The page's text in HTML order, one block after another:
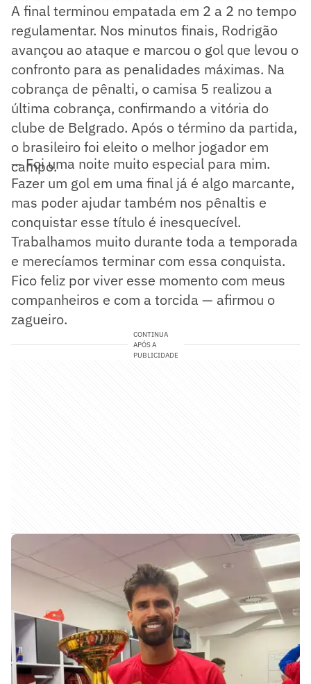
A final terminou empatada em 2 a 2 no tempo
regulamentar. Nos minutos finais, Rodrigão
avançou ao ataque e marcou o gol que levou o
confronto para as penalidades máximas. Na
cobrança de pênalti, o camisa 5 realizou a
última cobrança, confirmando a vitória do
clube de Belgrado. Após o término da partida,
o brasileiro foi eleito o melhor jogador em
campo.
— Foi uma noite muito especial para mim.
Fazer um gol em uma final já é algo marcante,
mas poder ajudar também nos pênaltis e
conquistar esse título é inesquecível.
Trabalhamos muito durante toda a temporada
e merecíamos terminar com essa conquista.
Fico feliz por viver esse momento com meus
companheiros e com a torcida — afirmou o
zagueiro.
CONTINUA
APÓS A
PUBLICIDADE